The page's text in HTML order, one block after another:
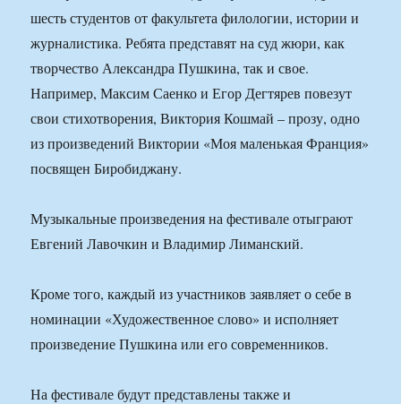
шесть студентов от факультета филологии, истории и
журналистика. Ребята представят на суд жюри, как
творчество Александра Пушкина, так и свое.
Например, Максим Саенко и Егор Дегтярев повезут
свои стихотворения, Виктория Кошмай – прозу, одно
из произведений Виктории «Моя маленькая Франция»
посвящен Биробиджану.
Музыкальные произведения на фестивале отыграют
Евгений Лавочкин и Владимир Лиманский.
Кроме того, каждый из участников заявляет о себе в
номинации «Художественное слово» и исполняет
произведение Пушкина или его современников.
На фестивале будут представлены также и